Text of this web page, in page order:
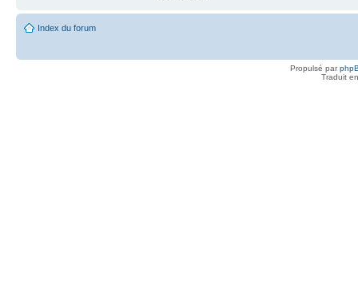
Index du forum
Propulsé par
Traduit